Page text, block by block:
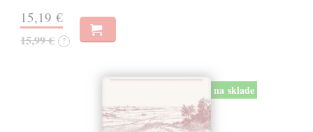
15,19 €
15,99 € ?
na sklade